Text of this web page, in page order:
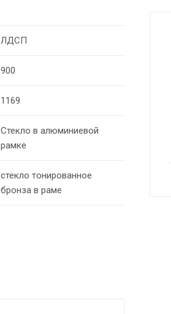
ЛДСП
900
1169
Стекло в алюминиевой
рамке
стекло тонированное
бронза в раме